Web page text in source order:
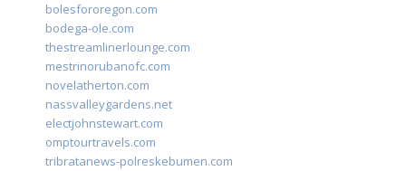
bolesfororegon.com
bodega-ole.com
thestreamlinerlounge.com
mestrinorubanofc.com
novelatherton.com
nassvalleygardens.net
electjohnstewart.com
omptourtravels.com
tribratanews-polreskebumen.com